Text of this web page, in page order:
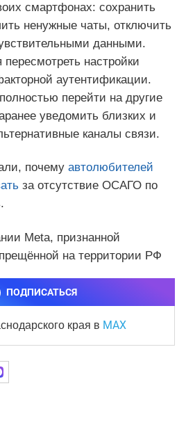
смартфонах: сохранить
ненужные чаты, отключить
данными.
настройки
аутентификации.
перейти на другие
уведомить близких и
каналы связи.
почему автолюбителей
за отсутствие ОСАГО по
Meta, признанной
на территории РФ
ПОДПИСАТЬСЯ
края в MAX